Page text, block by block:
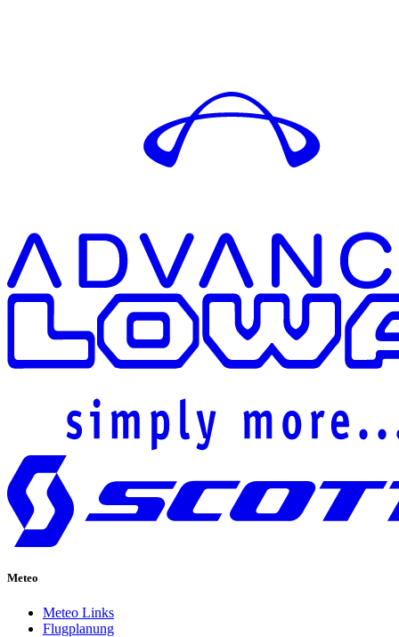
Meteo
Meteo Links
Flugplanung